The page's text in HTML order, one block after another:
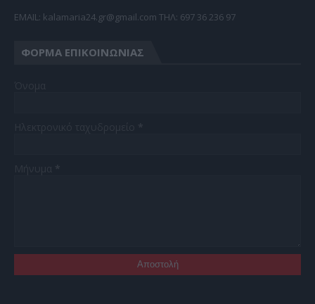
EMAIL: kalamaria24.gr@gmail.com TΗΛ: 697 36 236 97
ΦΌΡΜΑ ΕΠΙΚΟΙΝΩΝΊΑΣ